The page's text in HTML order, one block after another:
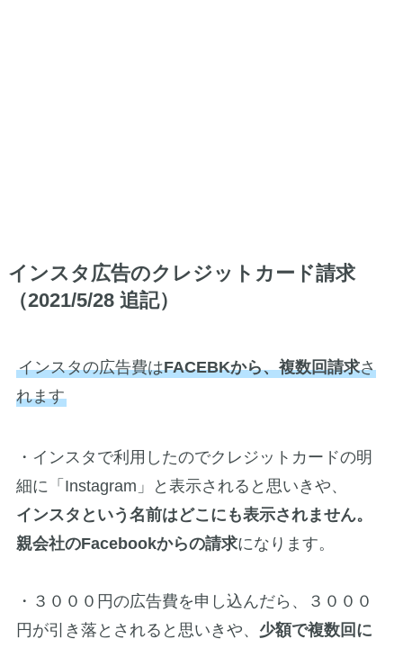
インスタ広告のクレジットカード請求
（2021/5/28 追記）
インスタの広告費はFACEBKから、複数回請求さ
れます
・インスタで利用したのでクレジットカードの明
細に「Instagram」と表示されると思いきや、
インスタという名前はどこにも表示されません。
親会社のFacebookからの請求になります。
・３０００円の広告費を申し込んだら、３０００
円が引き落とされると思いきや、 少額で複数回に